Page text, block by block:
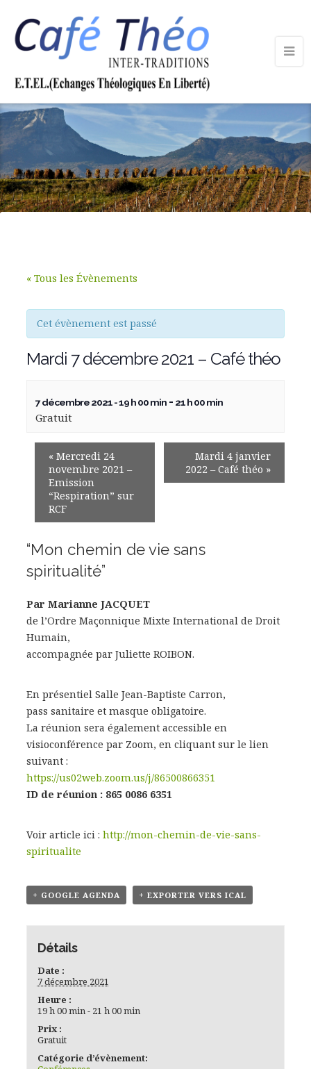
« Tous les Évènements
Cet évènement est passé
Mardi 7 décembre 2021 – Café théo
7 décembre 2021 - 19 h 00 min- 21 h 00 min
Gratuit
«Mercredi 24
novembre 2021 –
Emission
“Respiration” sur
RCF
Mardi 4 janvier
2022 – Café théo »
“Mon chemin de vie sans
spiritualité”
Par Marianne JACQUET
de l’Ordre Maçonnique Mixte International de Droit
Humain,
accompagnée par Juliette ROIBON.
En présentiel Salle Jean-Baptiste Carron,
pass sanitaire et masque obligatoire.
La réunion sera également accessible en
visioconférence par Zoom, en cliquant sur le lien
suivant :
https://us02web.zoom.us/j/86500866351
ID de réunion : 865 0086 6351
Voir article ici : http://mon-chemin-de-vie-sans-
spiritualite
+ GOOGLE AGENDA + EXPORTER VERS ICAL
Détails
Date :
7 décembre 2021
Heure :
19 h 00 min - 21 h 00 min
Prix :
Gratuit
Catégorie d’évènement: